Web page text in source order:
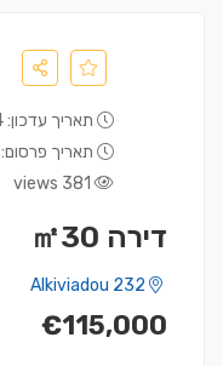
תאריך עדכון: 24 אוקטובר
תאריך פרסום: 24 אוקטובר
381 views
דירה ㎡30
€115,000